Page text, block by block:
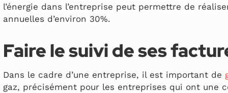
l’énergie dans l’entreprise peut permettre de
annuelles d’environ 30%.
Faire le suivi de ses
Dans le cadre d’une entreprise, il est important de
gaz, précisément pour les entreprises qui ont une